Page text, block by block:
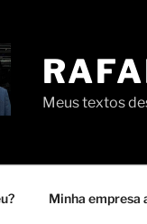
Meus textos
Minha empresa